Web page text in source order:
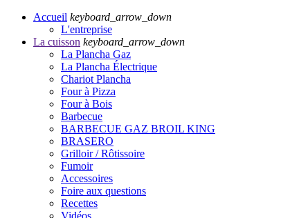
Accueil keyboard_arrow_down
L'entreprise
La cuisson keyboard_arrow_down
La Plancha Gaz
La Plancha Électrique
Chariot Plancha
Four à Pizza
Four à Bois
Barbecue
BARBECUE GAZ BROIL KING
BRASERO
Grilloir / Rôtissoire
Fumoir
Accessoires
Foire aux questions
Recettes
Vidéos